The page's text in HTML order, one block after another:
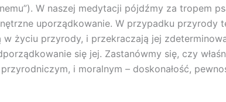
W naszej medytacji pójdźmy za tropem
uporządkowanie. W przypadku
życiu przyrody, i przekraczają jej
się jej. Zastanówmy się, czy
i moralnym – doskonałość,